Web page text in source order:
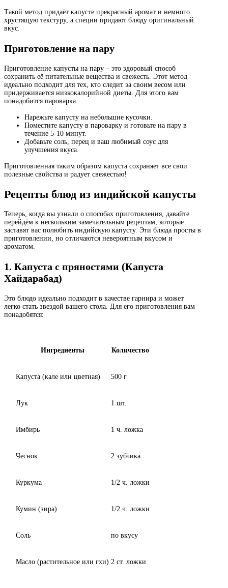
Такой метод придаёт капусте прекрасный аромат и немного
хрустящую текстуру, а специи придают блюду оригинальный
вкус.
Приготовление на пару
Приготовление капусты на пару – это здоровый способ
сохранить её питательные вещества и свежесть. Этот метод
идеально подходит для тех, кто следит за своим весом или
придерживается низкокалорийной диеты. Для этого вам
понадобится пароварка:
Нарежьте капусту на небольшие кусочки.
Поместите капусту в пароварку и готовьте на пару в
течение 5-10 минут.
Добавьте соль, перец и ваш любимый соус для
улучшения вкуса.
Приготовленная таким образом капуста сохраняет все свои
полезные свойства и радует свежестью!
Рецепты блюд из индийской капусты
Теперь, когда вы узнали о способах приготовления, давайте
перейдём к нескольким замечательным рецептам, которые
заставят вас полюбить индийскую капусту. Эти блюда просты в
приготовлении, но отличаются невероятным вкусом и
ароматом.
1. Капуста с пряностями (Капуста
Хайдарабад)
Это блюдо идеально подходит в качестве гарнира и может
легко стать звездой вашего стола. Для его приготовления вам
понадобятся:
Ингредиенты Количество
Капуста (кале или цветная) 500 г
Лук 1 шт.
Имбирь 1 ч. ложка
Чеснок 2 зубчика
Куркума 1/2 ч. ложки
Кумин (зира) 1/2 ч. ложки
Соль по вкусу
Масло (растительное или гхи) 2 ст. ложки